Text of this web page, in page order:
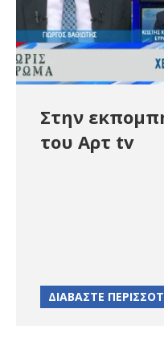
Στην
του Αρτ tv
ΔΙΑΒΑΣΤΕ